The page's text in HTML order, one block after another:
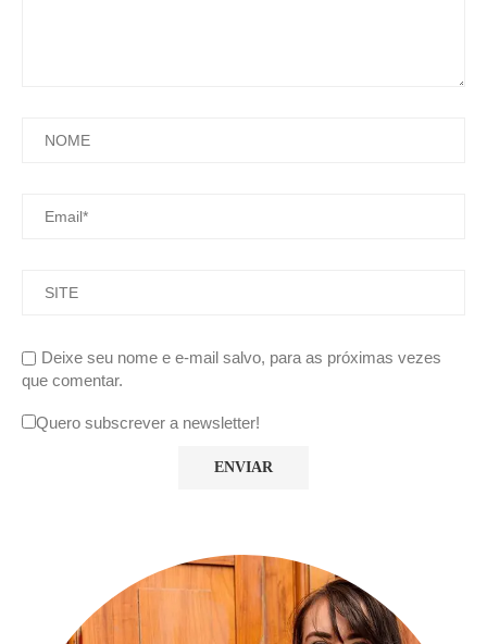
Deixe seu nome e e-mail salvo, para as próximas vezes
que comentar.
Quero subscrever a newsletter!